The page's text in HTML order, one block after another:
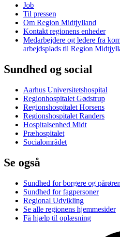
Job
Til pressen
Om Region Midtjylland
Kontakt regionens enheder
Medarbejdere og ledere fra
arbejdsplads til Region
Sundhed og social
Aarhus Universitetshospital
Regionhospitalet Gødstrup
Regionshospitalet Horsens
Regionshospitalet Randers
Hospitalsenhed Midt
Præhospitalet
Socialområdet
Se også
Sundhed for borgere og
Sundhed for fagpersoner
Regional Udvikling
Se alle regionens hjemmesider
Få hjælp til oplæsning